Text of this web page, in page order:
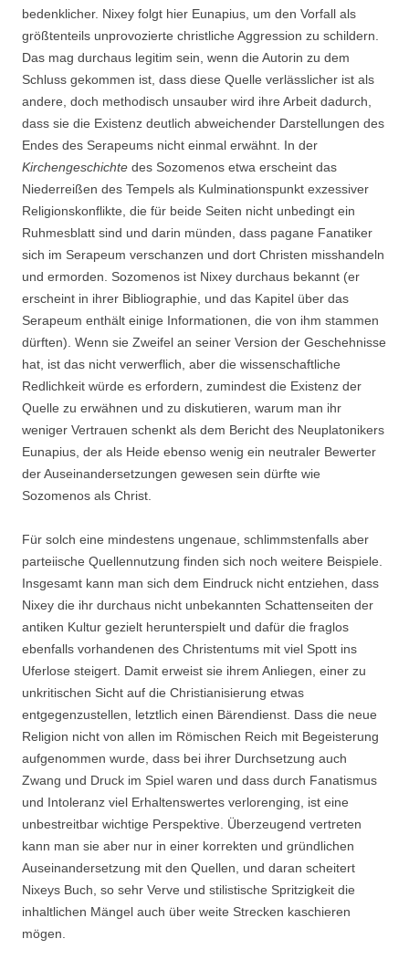
bedenklicher. Nixey folgt hier Eunapius, um den Vorfall als
größtenteils unprovozierte christliche Aggression zu schildern.
Das mag durchaus legitim sein, wenn die Autorin zu dem
Schluss gekommen ist, dass diese Quelle verlässlicher ist als
andere, doch methodisch unsauber wird ihre Arbeit dadurch,
dass sie die Existenz deutlich abweichender Darstellungen des
Endes des Serapeums nicht einmal erwähnt. In der
Kirchengeschichte des Sozomenos etwa erscheint das
Niederreißen des Tempels als Kulminationspunkt exzessiver
Religionskonflikte, die für beide Seiten nicht unbedingt ein
Ruhmesblatt sind und darin münden, dass pagane Fanatiker
sich im Serapeum verschanzen und dort Christen misshandeln
und ermorden. Sozomenos ist Nixey durchaus bekannt (er
erscheint in ihrer Bibliographie, und das Kapitel über das
Serapeum enthält einige Informationen, die von ihm stammen
dürften). Wenn sie Zweifel an seiner Version der Geschehnisse
hat, ist das nicht verwerflich, aber die wissenschaftliche
Redlichkeit würde es erfordern, zumindest die Existenz der
Quelle zu erwähnen und zu diskutieren, warum man ihr
weniger Vertrauen schenkt als dem Bericht des Neuplatonikers
Eunapius, der als Heide ebenso wenig ein neutraler Bewerter
der Auseinandersetzungen gewesen sein dürfte wie
Sozomenos als Christ.
Für solch eine mindestens ungenaue, schlimmstenfalls aber
parteiische Quellennutzung finden sich noch weitere Beispiele.
Insgesamt kann man sich dem Eindruck nicht entziehen, dass
Nixey die ihr durchaus nicht unbekannten Schattenseiten der
antiken Kultur gezielt herunterspielt und dafür die fraglos
ebenfalls vorhandenen des Christentums mit viel Spott ins
Uferlose steigert. Damit erweist sie ihrem Anliegen, einer zu
unkritischen Sicht auf die Christianisierung etwas
entgegenzustellen, letztlich einen Bärendienst. Dass die neue
Religion nicht von allen im Römischen Reich mit Begeisterung
aufgenommen wurde, dass bei ihrer Durchsetzung auch
Zwang und Druck im Spiel waren und dass durch Fanatismus
und Intoleranz viel Erhaltenswertes verlorenging, ist eine
unbestreitbar wichtige Perspektive. Überzeugend vertreten
kann man sie aber nur in einer korrekten und gründlichen
Auseinandersetzung mit den Quellen, und daran scheitert
Nixeys Buch, so sehr Verve und stilistische Spritzigkeit die
inhaltlichen Mängel auch über weite Strecken kaschieren
mögen.